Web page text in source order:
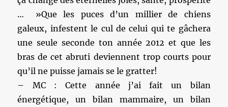
… »Que les puces d’un millier de chiens
galeux, infestent le cul de celui qui te gâchera
une seule seconde ton année 2012 et que les
bras de cet abruti deviennent trop courts pour
qu’il ne puisse jamais se le gratter!
– MC : Cette année j’ai fait un bilan
énergétique, un bilan mammaire, un bilan